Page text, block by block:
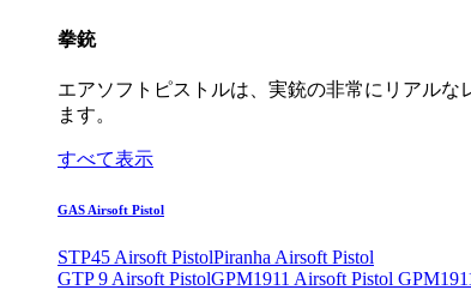
拳銃
エアソフトピストルは、実銃の非常にリアル
ます。
すべて表示
GAS Airsoft Pistol
STP45 Airsoft PistolPiranha Airsoft Pistol
GTP 9 Airsoft PistolGPM1911 Airsoft Pistol